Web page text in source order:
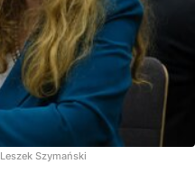
Leszek Szymański